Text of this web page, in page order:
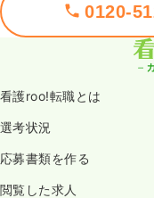
0120-
看護roo!転職とは
選考状況
応募書類を作る
閲覧した求人